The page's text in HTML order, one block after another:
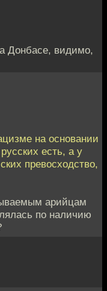
Донбасе, видимо,
на основании
есть, а у
превосходство,
арийцам
по наличию